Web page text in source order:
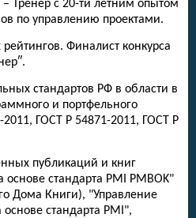
с 20-ти летним опытом
по управлению проектами.
Финалист конкурса
стандартов РФ в области в
и портфельного
ГОСТ Р 54871-2011, ГОСТ Р
публикаций и книг
стандарта PMI PMBOK"
Дома Книги), "Управление
стандарта PMI",